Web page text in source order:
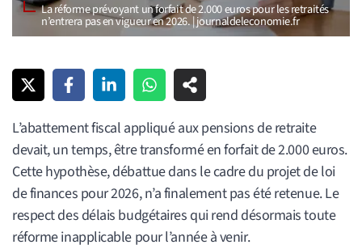
La réforme prévoyant un forfait de 2.000 euros pour les retraités
n’entrera pas en vigueur en 2026. | journaldeleconomie.fr
L’abattement fiscal appliqué aux pensions de retraite
devait, un temps, être transformé en forfait de 2.000 euros.
Cette hypothèse, débattue dans le cadre du projet de loi
de finances pour 2026, n’a finalement pas été retenue. Le
respect des délais budgétaires qui rend désormais toute
réforme inapplicable pour l’année à venir.